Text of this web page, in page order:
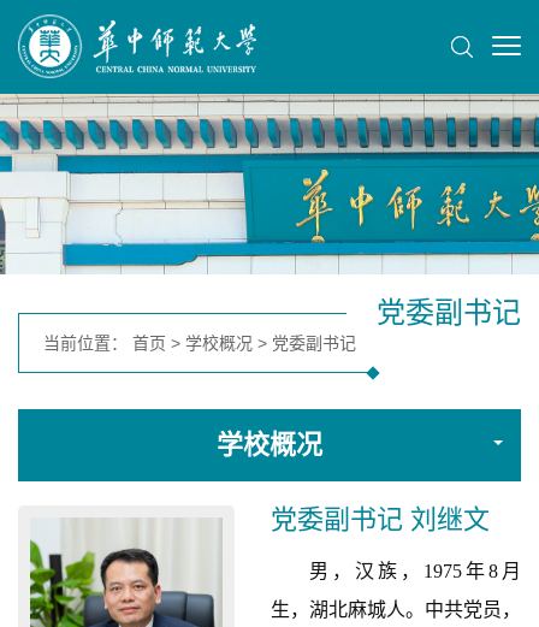
党委副书记
当前位置： 首页 > 学校概况 > 党委副书记
学校概况
党委副书记 刘继文
男，汉族，1975年8月
生，湖北麻城人。中共党员，